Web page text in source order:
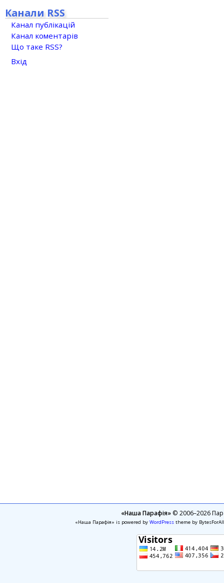
Канали RSS
Канал публікацій
Канал коментарів
Що таке RSS?
Вхід
«Наша Парафія»© 2006–2026
«Наша Парафія» is powered by WordPresstheme by